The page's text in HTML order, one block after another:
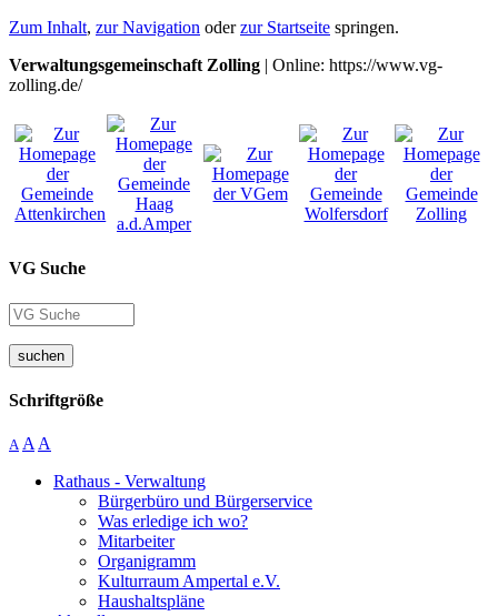
Zum Inhalt, zur Navigation oderzur Startseite springen.
Verwaltungsgemeinschaft Zolling | Online: https://www.vg-
zolling.de/
VG Suche
suchen
Schriftgröße
A A A
Rathaus - Verwaltung
Bürgerbüro und Bürgerservice
Was erledige ich wo?
Mitarbeiter
Organigramm
Kulturraum Ampertal e.V.
Haushaltspläne